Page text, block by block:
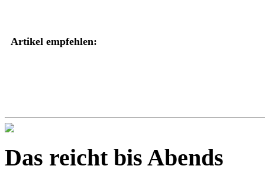
Artikel empfehlen:
Das reicht bis Abends